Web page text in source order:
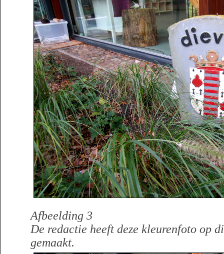
Afbeelding 3
De redactie heeft deze kleurenfoto op
gemaakt.